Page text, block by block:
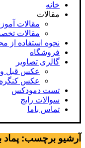
خانه
مقالات
مقالات
مقالات
نحوه استفاده از
فروشگاه
گالری تصاویر
عکس قبل و
عکس کنگره
تست دمودکس
سوالات رایج
تماس باما
آرشیو برچسب: پماد